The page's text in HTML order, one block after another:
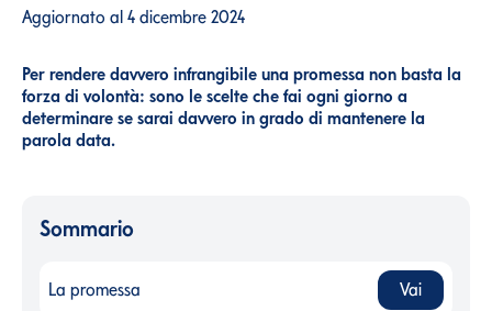
Aggiornato al 4 dicembre 2024
Per rendere davvero infrangibile una promessa non basta la
forza di volontà: sono le scelte che fai ogni giorno a
determinare se sarai davvero in grado di mantenere la
parola data.
Sommario
La promessa
La promessa Vai